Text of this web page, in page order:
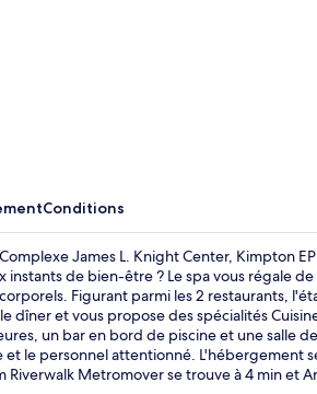
Conditions
James L. Knight Center, Kimpton
de bien-être ? Le spa vous régale
Figurant parmi les 2 restaurants,
dîner et vous propose des spécialités
un bar en bord de piscine et une salle
et le personnel attentionné. L'hébergement
Riverwalk Metromover se trouve à 4 min et